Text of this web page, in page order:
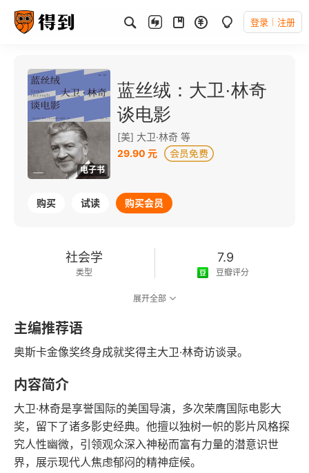
登录 注册
电子书
蓝丝绒：大卫·林奇
谈电影
[美] 大卫·林奇 等
29.90 元
购买 试读 购买会员
社会学
类型
7.9
豆瓣评分
2023-06-01
发行日期
展开全部
主编推荐语
奥斯卡金像奖终身成就奖得主大卫·林奇访谈录。
内容简介
大卫·林奇是享誉国际的美国导演，多次荣膺国际电影大
奖，留下了诸多影史经典。他擅以独树一帜的影片风格探
究人性幽微，引领观众深入神秘而富有力量的潜意识世
界，展示现代人焦虑郁闷的精神症候。